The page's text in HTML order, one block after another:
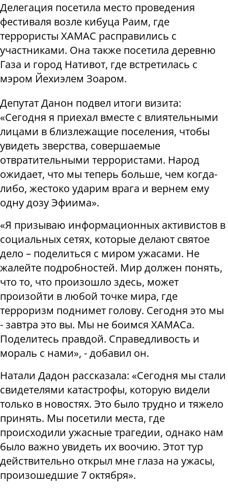
Делегация посетила место проведения
фестиваля возле кибуца Раим, где
террористы ХАМАС расправились с
участниками. Она также посетила деревню
Газа и город Нативот, где встретилась с
мэром Йехиэлем Зоаром.
Депутат Данон подвел итоги визита:
«Сегодня я приехал вместе с влиятельными
лицами в близлежащие поселения, чтобы
увидеть зверства, совершаемые
отвратительными террористами. Народ
ожидает, что мы теперь больше, чем когда-
либо, жестоко ударим врага и вернем ему
одну дозу Эфиима».
«Я призываю информационных активистов в
социальных сетях, которые делают святое
дело – поделиться с миром ужасами. Не
жалейте подробностей. Мир должен понять,
что то, что произошло здесь, может
произойти в любой точке мира, где
терроризм поднимет голову. Сегодня это мы
- завтра это вы. Мы не боимся ХАМАСа.
Поделитесь правдой. Справедливость и
мораль с нами», - добавил он.
Натали Дадон рассказала: «Сегодня мы стали
свидетелями катастрофы, которую видели
только в новостях. Это было трудно и тяжело
принять. Мы посетили места, где
происходили ужасные трагедии, однако нам
было важно увидеть их воочию. Этот тур
действительно открыл мне глаза на ужасы,
произошедшие 7 октября».